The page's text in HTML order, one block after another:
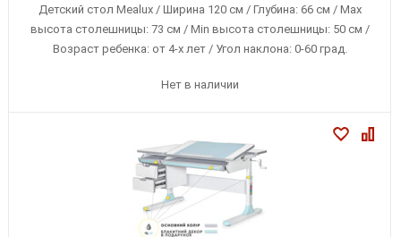
Детский стол Mealux / Ширина 120 см / Глубина: 66 см / Max
высота столешницы: 73 см / Min высота столешницы: 50 см /
Возраст ребенка: от 4-х лет / Угол наклона: 0-60 град.
Нет в наличии